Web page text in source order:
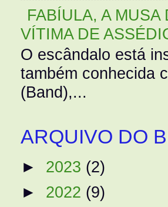
FABÍULA, A
VÍTIMA DE
O escândalo está
também conhecida
(Band),...
ARQUIVO DO
► 2023 (2)
► 2022 (9)